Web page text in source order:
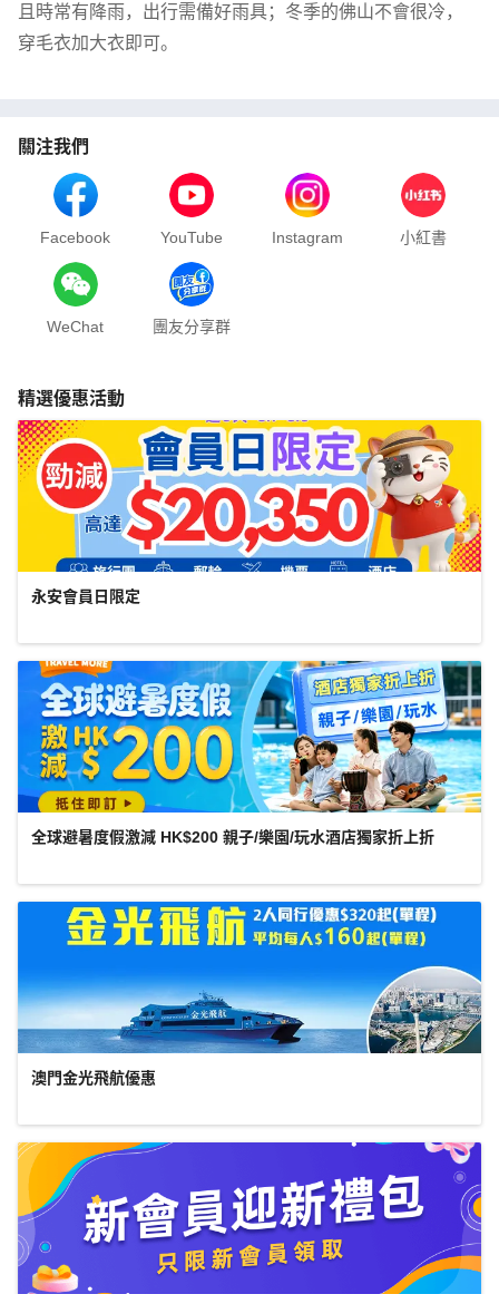
且時常有降雨，出行需備好雨具；冬季的佛山不會很冷，
穿毛衣加大衣即可。
關注我們
Facebook YouTube Instagram 小紅書
WeChat 團友分享群
精選優惠活動
永安會員日限定
全球避暑度假激減 HK$200 親子/樂園/玩水酒店獨家折上折
澳門金光飛航優惠